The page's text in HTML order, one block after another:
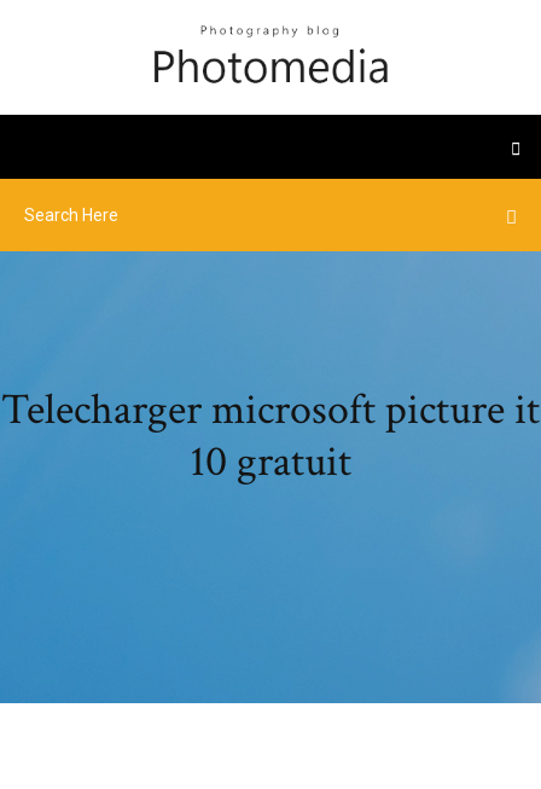
Telecharger microsoft picture it
10 gratuit